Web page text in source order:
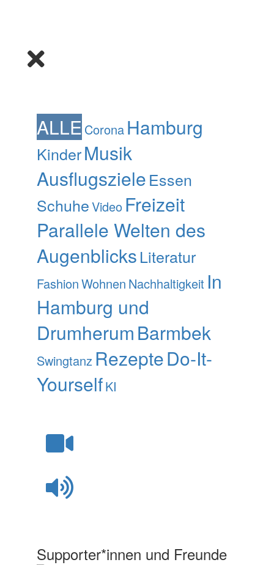
ALLE Corona Hamburg
KinderMusik
AusflugszieleEssen
SchuheVideo Freizeit
Parallele Welten des
AugenblicksLiteratur
FashionWohnen Nachhaltigkeit In
Hamburg und
DrumherumBarmbek
Swingtanz RezepteDo-It-
YourselfKI
Supporter*innen und Freunde